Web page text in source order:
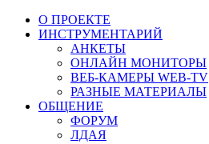
О ПРОЕКТЕ
ИНСТРУМЕНТАРИЙ
АНКЕТЫ
ОНЛАЙН МОНИТОРЫ
ВЕБ-КАМЕРЫ WEB-TV
РАЗНЫЕ МАТЕРИАЛЫ
ОБЩЕНИЕ
ФОРУМ
ЛДАЯ